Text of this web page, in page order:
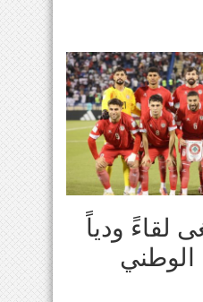
لقاءً ودياً
الوطني